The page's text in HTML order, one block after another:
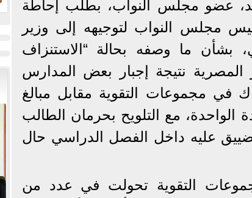
عضو مجلس النواب، بطلب إحاطة
مجلس النواب لتوجيهه إلى وزير
بشأن ما وصفه بحالة “الاستنزاف
المصرية نتيجة إجبار بعض المدارس
في مجموعات التقوية مقابل مبالغ
للمادة الواحدة، مع التلويح بحرمان الطالب
عليه داخل الفصل الدراسي حال
التقوية تحولت في عدد من